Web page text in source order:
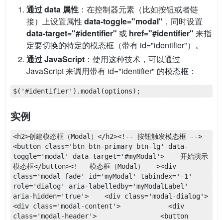
通过 data 属性 ：在控制器元素（比如按钮或者链
接）上设置属性 data-toggle="modal" ，同时设置
data-target="#identifier" 或 href="#identifier" 来指
定要切换的特定的模态框（带有 id="identifier"）。
通过 JavaScript ：使用这种技术，可以通过
JavaScript 来调用带有 id="identifier" 的模态框：
$('#identifier').modal(options);
实例
<h2>创建模态框（Modal）</h2><!-- 按钮触发模态框 -->
<button class='btn btn-primary btn-lg' data-
toggle='modal' data-target='#myModal'>    开始演示
模态框</button><!-- 模态框（Modal） --><div
class='modal fade' id='myModal' tabindex='-1'
role='dialog' aria-labelledby='myModalLabel'
aria-hidden='true'>    <div class='modal-dialog'>
<div class='modal-content'>            <div
class='modal-header'>                <button